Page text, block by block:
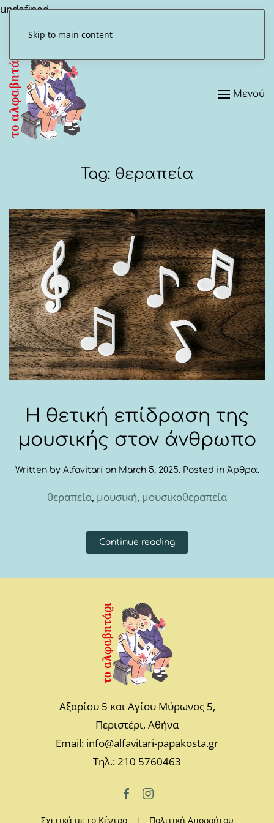
undefined
Skip to main content
Μενού
Tag: θεραπεία
Η θετική επίδραση της
μουσικής στον άνθρωπο
Written by Alfavitari on March 5, 2025. Posted in Άρθρα.
θεραπεία, μουσική, μουσικοθεραπεία
Continue reading
Αξαρίου 5 και Αγίου Μύρωνος 5,
Περιστέρι, Αθήνα
Email: info@alfavitari-papakosta.gr
Τηλ.: 210 5760463
Σχετικά με το Κέντρο| Πολιτική Απορρήτου